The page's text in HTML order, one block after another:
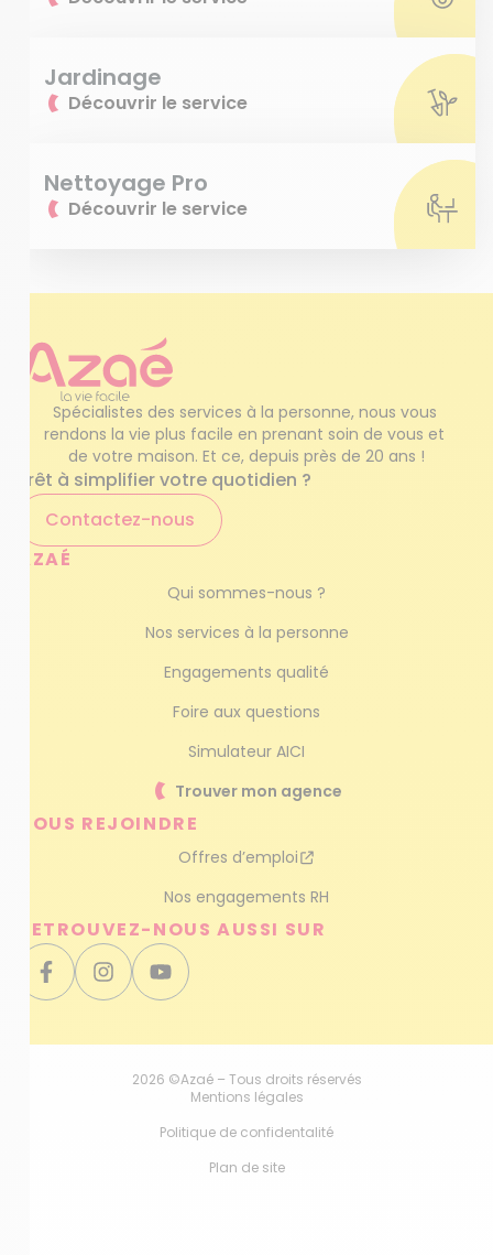
Jardinage
Découvrir le service
Nettoyage Pro
Découvrir le service
Spécialistes des services à la personne, nous vous
rendons la vie plus facile en prenant soin de vous et
de votre maison. Et ce, depuis près de 20 ans !
Prêt à simplifier votre quotidien ?
Contactez-nous
AZAÉ
Qui sommes-nous ?
Nos services à la personne
Engagements qualité
Foire aux questions
Simulateur AICI
Trouver mon agence
NOUS REJOINDRE
Offres d’emploi
Nos engagements RH
RETROUVEZ-NOUS AUSSI SUR
2026 ©Azaé – Tous droits réservés
Mentions légales
Politique de confidentalité
Plan de site